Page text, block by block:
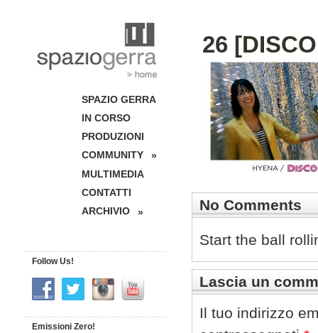
26 [
No Comments
Start the ball
Lascia un
Il tuo indirizzo
SPAZIO GERRA
IN CORSO
PRODUZIONI
COMMUNITY
»
MULTIMEDIA
CONTATTI
ARCHIVIO
»
Follow Us!
Emissioni Zero!